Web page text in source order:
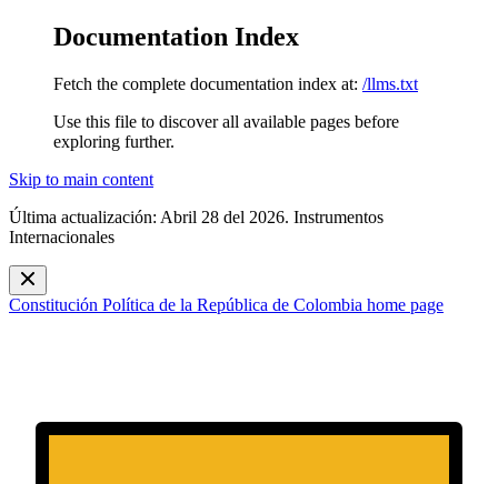
Documentation Index
Fetch the complete documentation index at: /llms.txt
Use this file to discover all available pages before
exploring further.
Skip to main content
Última actualización: Abril 28 del 2026. Instrumentos
Internacionales
Constitución Política de la República de Colombia home page